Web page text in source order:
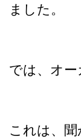
ました。
では、オー
これは、聞